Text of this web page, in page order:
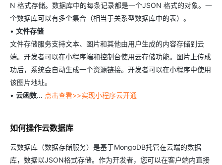
N 格式存储。数据库中的每条记录都是一个JSON 格式的对象。一
个数据库可以有多个集合（相当于关系型数据库中的表）。
• 文件存储
文件存储服务支持文本、图片和其他由用户生成的内容存储到云
端。开发者可以在小程序端和控制台使用云存储功能。图片上传成
功后，系统会自动生成一个资源链接。开发者可以在小程序中使用
该图片地址。
• 云函数... 点击查看>>实现小程序云开通
如何操作云数据库
云数据库（数据存储服务）是基于MongoDB托管在云端的数据
库，数据以JSON格式存储。作为开发者，您可以在客户端内直接